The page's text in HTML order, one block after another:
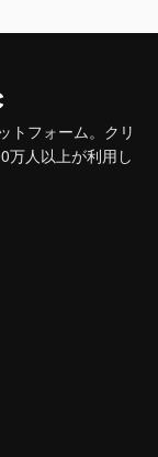
トフォーム。クリ
万人以上が利用し